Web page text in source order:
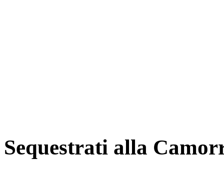
Sequestrati alla